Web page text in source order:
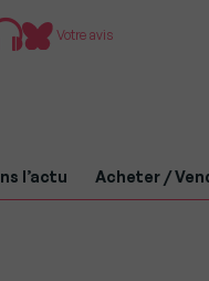
Votre avis
l’actu Acheter /